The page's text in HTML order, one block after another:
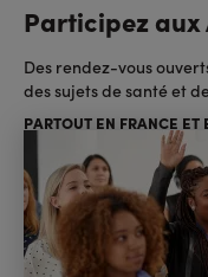
Participez
Des rendez-vous
des sujets de santé et
PARTOUT EN FRANCE ET